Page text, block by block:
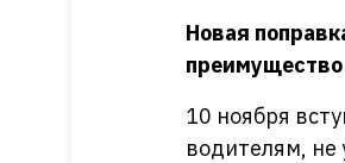
Новая
10 ноября
водителям,